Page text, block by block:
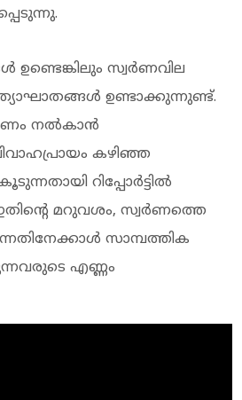
ഉണ്ടെങ്കിലും സ്വര്‍ണവില
ഉണ്ടാക്കുന്നുണ്ട്.
നല്‍കാന്‍
കഴിഞ്ഞ
റിപ്പോര്‍ട്ടില്‍
മറുവശം, സ്വര്‍ണത്തെ
സാമ്പത്തിക
എണ്ണം